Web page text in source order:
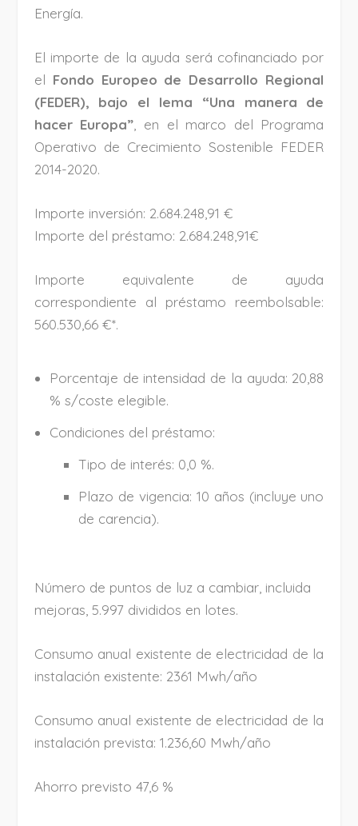
Energía.
El importe de la ayuda será cofinanciado por
el Fondo Europeo de Desarrollo Regional
(FEDER), bajo el lema “Una manera de
hacer Europa” , en el marco del Programa
Operativo de Crecimiento Sostenible FEDER
2014-2020.
Importe inversión: 2.684.248,91 €
Importe del préstamo: 2.684.248,91€
Importe equivalente de ayuda
correspondiente al préstamo reembolsable:
560.530,66 €*.
Porcentaje de intensidad de la ayuda: 20,88
% s/coste elegible.
Condiciones del préstamo:
Tipo de interés: 0,0 %.
Plazo de vigencia: 10 años (incluye uno
de carencia).
Número de puntos de luz a cambiar, incluida
mejoras, 5.997 divididos en lotes.
Consumo anual existente de electricidad de la
instalación existente: 2361 Mwh/año
Consumo anual existente de electricidad de la
instalación prevista: 1.236,60 Mwh/año
Ahorro previsto 47,6 %